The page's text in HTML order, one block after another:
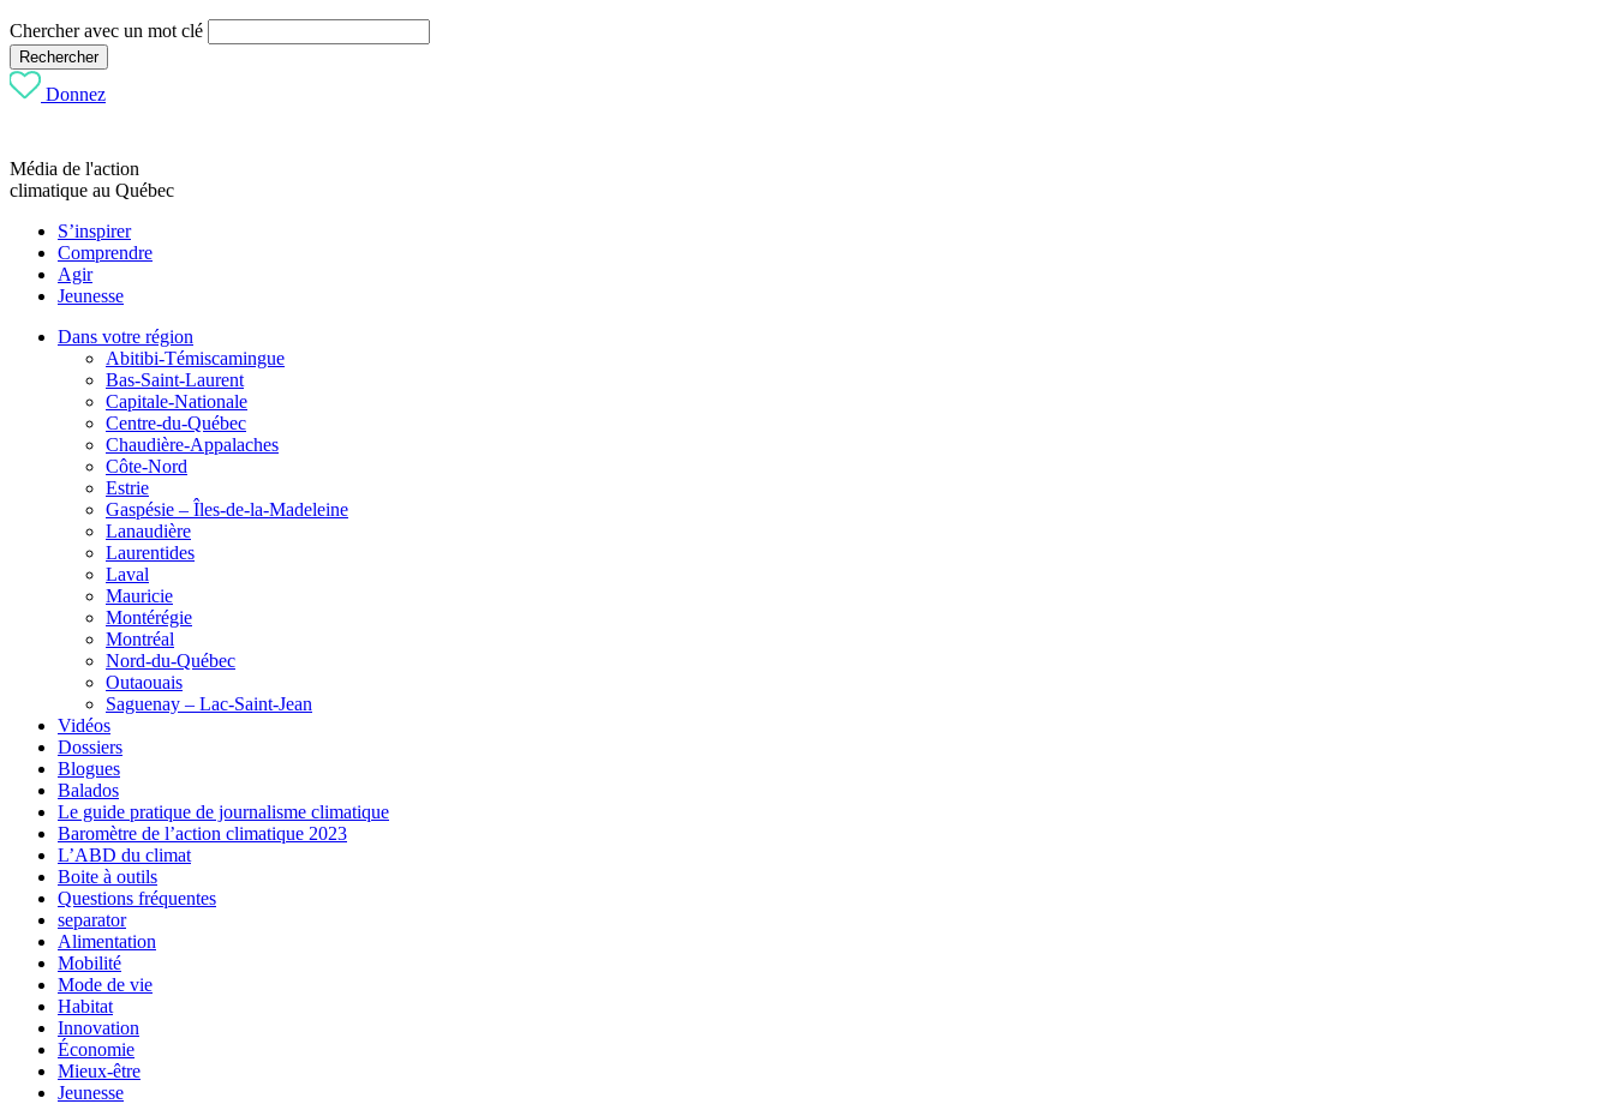
Chercher avec un mot clé
Rechercher
Donnez
Média de l'action
climatique au Québec
S’inspirer
Comprendre
Agir
Jeunesse
Dans votre région
Abitibi-Témiscamingue
Bas-Saint-Laurent
Capitale-Nationale
Centre-du-Québec
Chaudière-Appalaches
Côte-Nord
Estrie
Gaspésie – Îles-de-la-Madeleine
Lanaudière
Laurentides
Laval
Mauricie
Montérégie
Montréal
Nord-du-Québec
Outaouais
Saguenay – Lac-Saint-Jean
Vidéos
Dossiers
Blogues
Balados
Le guide pratique de journalisme climatique
Baromètre de l’action climatique 2023
L’ABD du climat
Boite à outils
Questions fréquentes
separator
Alimentation
Mobilité
Mode de vie
Habitat
Innovation
Économie
Mieux-être
Jeunesse